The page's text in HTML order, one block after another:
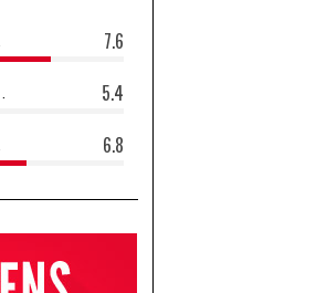
7.6
5.4
6.8